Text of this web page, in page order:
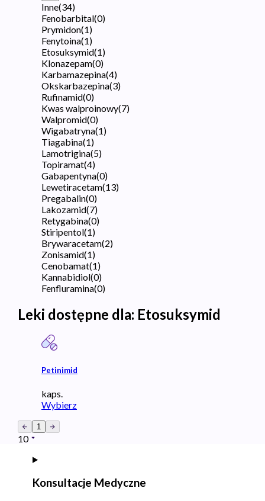
Inne(34)
Fenobarbital(0)
Prymidon(1)
Fenytoina(1)
Etosuksymid(1)
Klonazepam(0)
Karbamazepina(4)
Okskarbazepina(3)
Rufinamid(0)
Kwas walproinowy(7)
Walpromid(0)
Wigabatryna(1)
Tiagabina(1)
Lamotrigina(5)
Topiramat(4)
Gabapentyna(0)
Lewetiracetam(13)
Pregabalin(0)
Lakozamid(7)
Retygabina(0)
Stiripentol(1)
Brywaracetam(2)
Zonisamid(1)
Cenobamat(1)
Kannabidiol(0)
Fenfluramina(0)
Leki dostępne dla: Etosuksymid
Petinimid
kaps.
Wybierz
1
10
Konsultacje Medyczne